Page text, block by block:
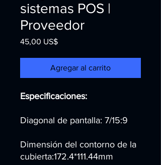
sistemas POS |
Proveedor
45,00 US$Precio
Agregar al carrito
Especificaciones:
Diagonal de pantalla: 7/15:9
Dimensión del contorno de la
cubierta:172.4*111.44mm